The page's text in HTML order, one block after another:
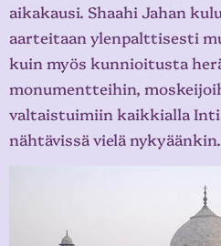
aikakausi. Shaahi Jahan
aarteitaan ylenpalttisesti
kuin myös kunnioitusta
monumentteihin,
valtaistuimiin kaikkialla
nähtävissä vielä nykyäänkin.